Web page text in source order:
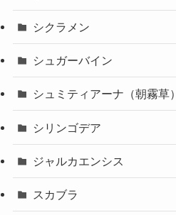
シクラメン
シュガーバイン
シュミティアーナ（朝霧草）
シリンゴデア
ジャルカエンシス
スカブラ